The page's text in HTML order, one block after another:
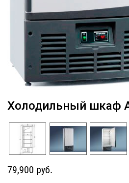
Холодильный шкаф
79,900 руб.